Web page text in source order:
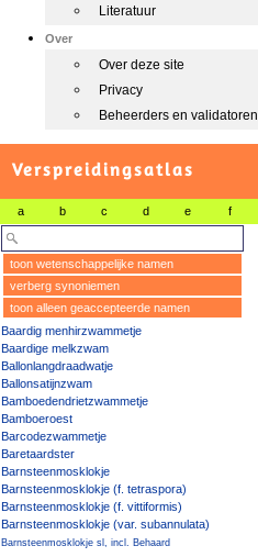
Literatuur
Over
Over deze site
Privacy
Beheerders en validatoren
Verspreidingsatlas
a b c d e f
toon wetenschappelijke namen
verberg synoniemen
toon alleen geaccepteerde namen
Baardig menhirzwammetje
Baardige melkzwam
Ballonlangdraadwatje
Ballonsatijnzwam
Bamboedendrietzwammetje
Bamboeroest
Barcodezwammetje
Baretaardster
Barnsteenmosklokje
Barnsteenmosklokje (f. tetraspora)
Barnsteenmosklokje (f. vittiformis)
Barnsteenmosklokje (var. subannulata)
Barnsteenmosklokje sl, incl. Behaard